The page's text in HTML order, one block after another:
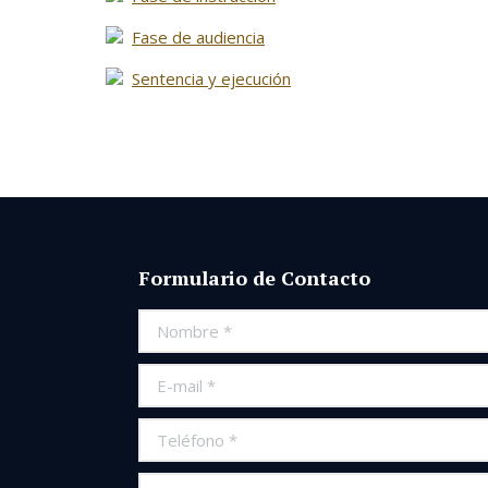
Fase de audiencia
Sentencia y ejecución
Formulario de Contacto
Nombre *
E-mail *
Teléfono *